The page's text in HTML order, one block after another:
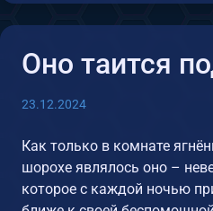
Оно таится
23.12.2024
Как только в комнате
шорохе являлось оно –
которое с каждой ночью